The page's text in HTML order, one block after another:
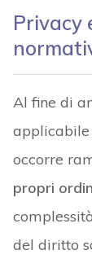
Privacy
Al fine di
applicabile
occorre
propri
del diritto